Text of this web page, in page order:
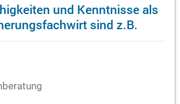
und Kenntnisse als
sind z.B.